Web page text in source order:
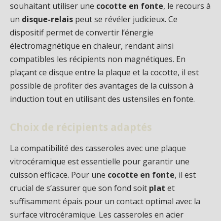
souhaitant utiliser une cocotte en fonte, le recours à
un disque-relais peut se révéler judicieux. Ce
dispositif permet de convertir l’énergie
électromagnétique en chaleur, rendant ainsi
compatibles les récipients non magnétiques. En
plaçant ce disque entre la plaque et la cocotte, il est
possible de profiter des avantages de la cuisson à
induction tout en utilisant des ustensiles en fonte.
Choix de récipients adaptés
La compatibilité des casseroles avec une plaque
vitrocéramique est essentielle pour garantir une
cuisson efficace. Pour une cocotte en fonte, il est
crucial de s’assurer que son fond soit plat et
suffisamment épais pour un contact optimal avec la
surface vitrocéramique. Les casseroles en acier